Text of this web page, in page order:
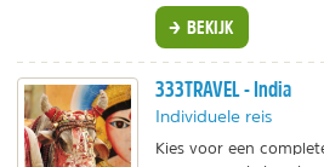
BEKIJK
333TRAVEL - India
Individuele reis
Kies voor een